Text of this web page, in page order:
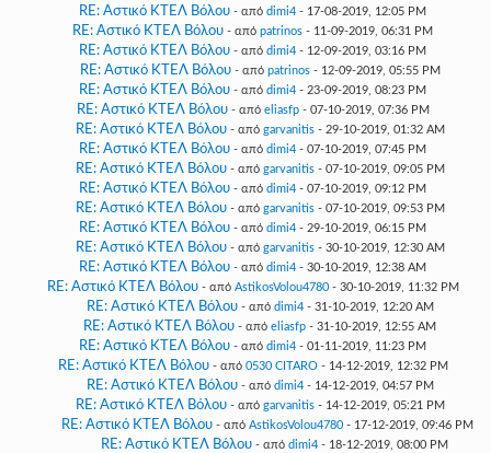
RE: Αστικό ΚΤΕΛ Βόλου - από dimi4 - 17-08-2019, 12:05 PM
RE: Αστικό ΚΤΕΛ Βόλου - από patrinos - 11-09-2019, 06:31 PM
RE: Αστικό ΚΤΕΛ Βόλου - από dimi4 - 12-09-2019, 03:16 PM
RE: Αστικό ΚΤΕΛ Βόλου - από patrinos- 12-09-2019, 05:55 PM
RE: Αστικό ΚΤΕΛ Βόλου - από dimi4 - 23-09-2019, 08:23 PM
RE: Αστικό ΚΤΕΛ Βόλου - από eliasfp- 07-10-2019, 07:36 PM
RE: Αστικό ΚΤΕΛ Βόλου - από garvanitis- 29-10-2019, 01:32 AM
RE: Αστικό ΚΤΕΛ Βόλου - από dimi4 - 07-10-2019, 07:45 PM
RE: Αστικό ΚΤΕΛ Βόλου - από garvanitis- 07-10-2019, 09:05 PM
RE: Αστικό ΚΤΕΛ Βόλου - από dimi4 - 07-10-2019, 09:12 PM
RE: Αστικό ΚΤΕΛ Βόλου - από garvanitis- 07-10-2019, 09:53 PM
RE: Αστικό ΚΤΕΛ Βόλου - από dimi4 - 29-10-2019, 06:15 PM
RE: Αστικό ΚΤΕΛ Βόλου - από garvanitis- 30-10-2019, 12:30 AM
RE: Αστικό ΚΤΕΛ Βόλου - από dimi4 - 30-10-2019, 12:38 AM
RE: Αστικό ΚΤΕΛ Βόλου - από AstikosVolou4780- 30-10-2019, 11:32 PM
RE: Αστικό ΚΤΕΛ Βόλου - από dimi4- 31-10-2019, 12:20 AM
RE: Αστικό ΚΤΕΛ Βόλου - από eliasfp - 31-10-2019, 12:55 AM
RE: Αστικό ΚΤΕΛ Βόλου - από dimi4 - 01-11-2019, 11:23 PM
RE: Αστικό ΚΤΕΛ Βόλου - από 0530 CITARO- 14-12-2019, 12:32 PM
RE: Αστικό ΚΤΕΛ Βόλου - από dimi4- 14-12-2019, 04:57 PM
RE: Αστικό ΚΤΕΛ Βόλου - από garvanitis- 14-12-2019, 05:21 PM
RE: Αστικό ΚΤΕΛ Βόλου - από AstikosVolou4780- 17-12-2019, 09:46 PM
RE: Αστικό ΚΤΕΛ Βόλου - από dimi4- 18-12-2019, 08:00 PM